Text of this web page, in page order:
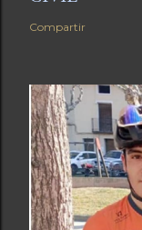
Compartir